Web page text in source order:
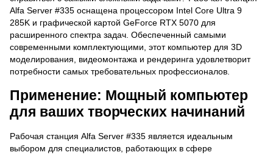
Alfa Server #335 оснащена процессором Intel Core Ultra 9
285K и графической картой GeForce RTX 5070 для
расширенного спектра задач. Обеспеченный самыми
современными комплектующими, этот компьютер для 3D
моделирования, видеомонтажа и рендеринга удовлетворит
потребности самых требовательных профессионалов.
Применение: Мощный компьютер
для ваших творческих начинаний
Рабочая станция Alfa Server #335 является идеальным
выбором для специалистов, работающих в сфере